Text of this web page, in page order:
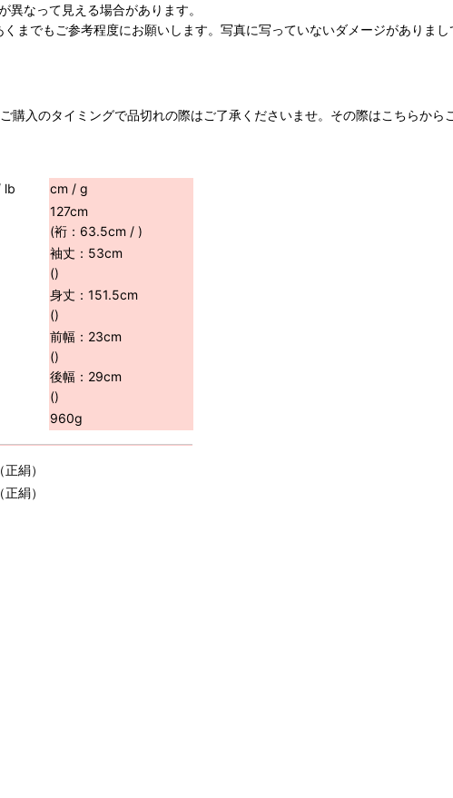
なって見える場合があります。
までもご参考程度にお願いします。写真に写っていないダメージがありま
購入のタイミングで品切れの際はご了承くださいませ。その際はこちらか
lb cm / g
127cm
(裄：63.5cm / )
袖丈：53cm
()
身丈：151.5cm
()
前幅：23cm
()
後幅：29cm
()
960g
絹）
絹）